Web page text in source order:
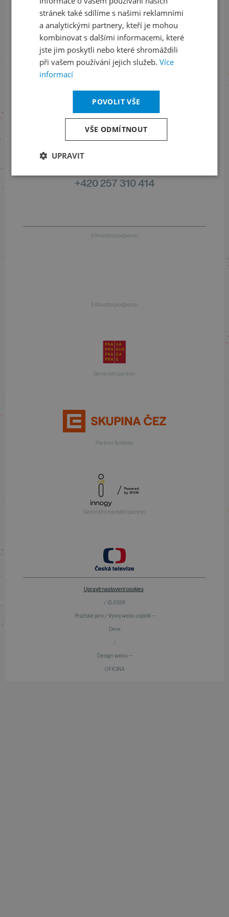
Sledujte nás na sociálních sítích
LinkedIn
flickr
Informace o stavu objednávek
+420 461 049 232
Informace o programu
+420 257 310 414
S finanční podporou
S finanční podporou
Generální partner
Partner festivalu
Generální mediální partner
Upravit nastavení cookies
/ © 2026
Pražské jaro / Vývoj webu zajistili —
Devx
/
Design webu —
OFICINA
stránek také sdílíme s našimi reklamními
a analytickými partnery, kteří je mohou
kombinovat s dalšími informacemi, které
jste jim poskytli nebo které shromáždili
při vašem používání jejich služeb. Více
informací
POVOLIT VŠE
VŠE ODMÍTNOUT
UPRAVIT